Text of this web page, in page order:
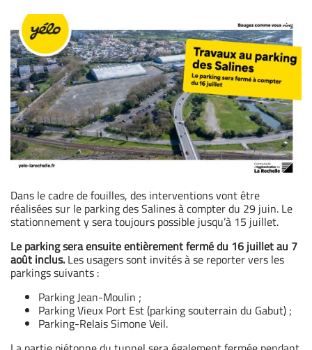
Dans le cadre de fouilles, des interventions vont être
réalisées sur le parking des Salines à compter du 29 juin. Le
stationnement y sera toujours possible jusqu’à 15 juillet.
Le parking sera ensuite entièrement fermé du 16 juillet au 7
août inclus. Les usagers sont invités à se reporter vers les
parkings suivants :
Parking Jean-Moulin ;
Parking Vieux Port Est (parking souterrain du Gabut) ;
Parking-Relais Simone Veil.